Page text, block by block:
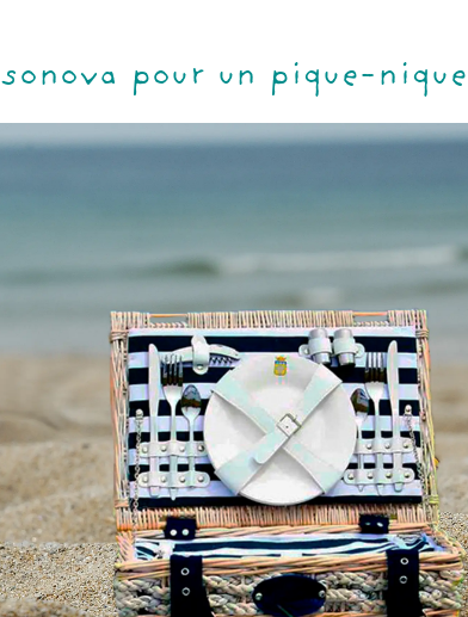
pour un pique-